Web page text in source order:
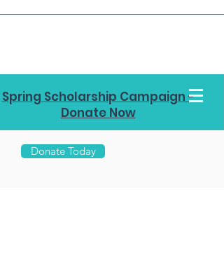
Spring Scholarship Campaign -
Donate Now
Donate Today